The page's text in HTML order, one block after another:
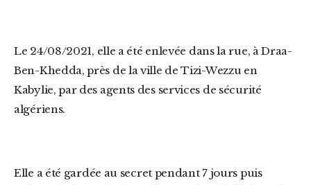
Le 24/08/2021, elle a été enlevée dans la rue, à Draa-
Ben-Khedda, près de la ville de Tizi-Wezzu en
Kabylie, par des agents des services de sécurité
algériens.
Elle a été gardée au secret pendant 7 jours puis